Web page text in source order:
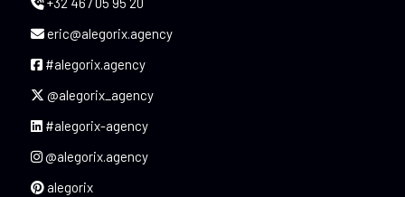
eric@alegorix.agency
#alegorix.agency
@alegorix_agency
#alegorix-agency
@alegorix.agency
alegorix